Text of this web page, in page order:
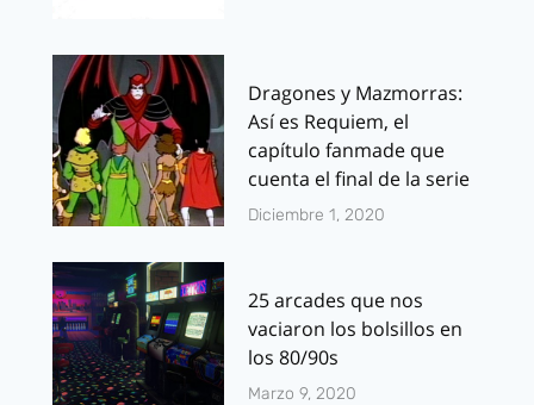
Dragones y Mazmorras:
Así es Requiem, el
capítulo fanmade que
cuenta el final de la serie
Diciembre 1, 2020
25 arcades que nos
vaciaron los bolsillos en
los 80/90s
Marzo 9, 2020